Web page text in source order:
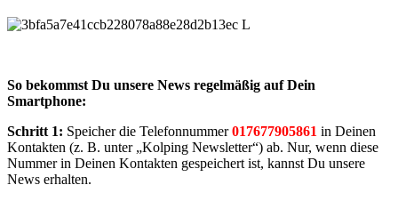
So bekommst Du unsere News regelmäßig auf Dein
Smartphone:
Schritt 1: Speicher die Telefonnummer017677905861 in Deinen
Kontakten (z. B. unter „Kolping Newsletter“) ab. Nur, wenn diese
Nummer in Deinen Kontakten gespeichert ist, kannst Du unsere
News erhalten.